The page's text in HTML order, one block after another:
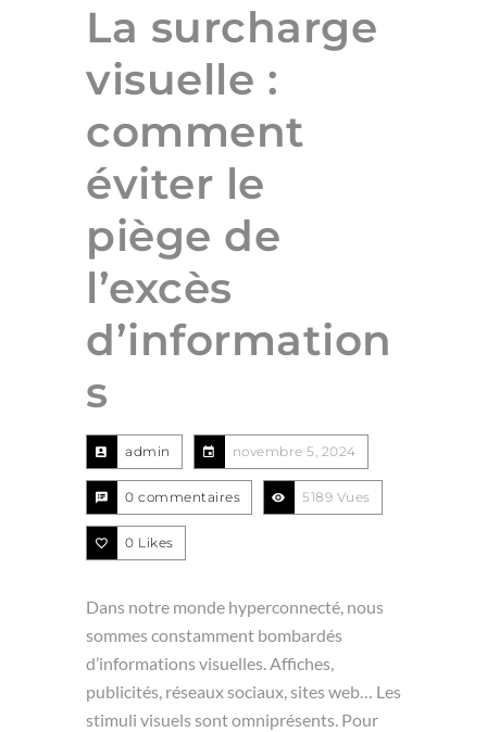
La surcharge
visuelle :
comment
éviter le
piège de
l’excès
d’information
s
admin novembre 5, 2024
0 commentaires 5189 Vues
0 Likes
Dans notre monde hyperconnecté, nous
sommes constamment bombardés
d’informations visuelles. Affiches,
publicités, réseaux sociaux, sites web… Les
stimuli visuels sont omniprésents. Pour